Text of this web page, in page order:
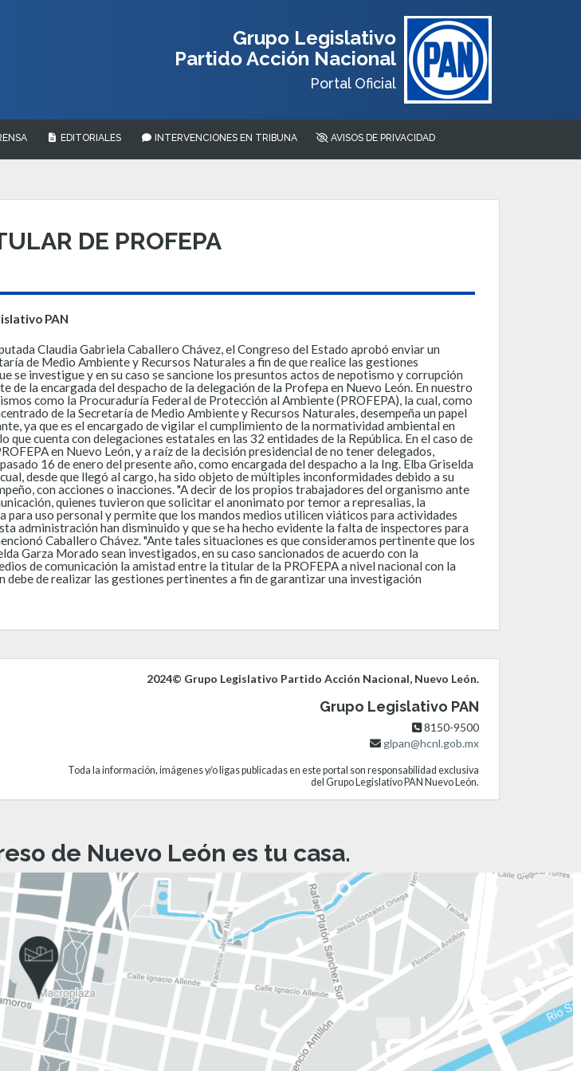
Grupo Legislativo
Partido Acción Nacional
Portal Oficial
EDITORIALES INTERVENCIONES EN TRIBUNA AVISOS DE PRIVACIDAD
DE PROFEPA
PAN
Claudia Gabriela Caballero Chávez, el Congreso del Estado aprobó enviar un
de Medio Ambiente y Recursos Naturales a fin de que realice las gestiones
se investigue y en su caso se sancione los presuntos actos de nepotismo y corrupción
de la encargada del despacho de la delegación de la Profepa en Nuevo León. En nuestro
como la Procuraduría Federal de Protección al Ambiente (PROFEPA), la cual, como
de la Secretaría de Medio Ambiente y Recursos Naturales, desempeña un papel
ya que es el encargado de vigilar el cumplimiento de la normatividad ambiental en
que cuenta con delegaciones estatales en las 32 entidades de la República. En el caso de
en Nuevo León, y a raíz de la decisión presidencial de no tener delegados,
16 de enero del presente año, como encargada del despacho a la Ing. Elba Griselda
desde que llegó al cargo, ha sido objeto de múltiples inconformidades debido a su
con acciones o inacciones. "A decir de los propios trabajadores del organismo ante
quienes tuvieron que solicitar el anonimato por temor a represalias, la
uso personal y permite que los mandos medios utilicen viáticos para actividades
administración han disminuido y que se ha hecho evidente la falta de inspectores para
Caballero Chávez. "Ante tales situaciones es que consideramos pertinente que los
Garza Morado sean investigados, en su caso sancionados de acuerdo con la
de comunicación la amistad entre la titular de la PROFEPA a nivel nacional con la
debe de realizar las gestiones pertinentes a fin de garantizar una investigación
2024© Grupo Legislativo Partido Acción Nacional, Nuevo León.
Grupo Legislativo PAN
8150-9500
glpan@hcnl.gob.mx
Toda la información, imágenes y/o ligas publicadas en este portal son responsabilidad exclusiva
del Grupo Legislativo PAN Nuevo León.
de Nuevo León es tu casa.